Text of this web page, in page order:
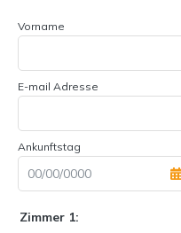
Vorname
E-mail Adresse
Ankunftstag
Zimmer 1: